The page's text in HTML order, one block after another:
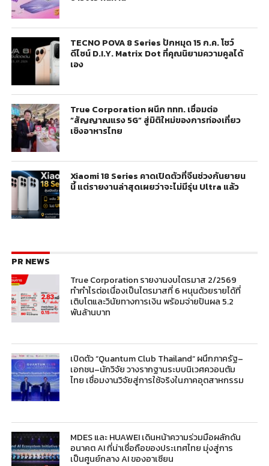
TECNO POVA 8 Series ปักหมุด 15 ก.ค. โชว์
ดีไซน์ D.I.Y. Matrix Dot ที่คุณนิยามความคูลได้
เอง
True Corporation ผนึก ททท. เชื่อมต่อ
“สัญญาณแรง 5G” สู่มิติใหม่ของการท่องเที่ยว
เชิงอาหารไทย
Xiaomi 18 Series คาดเปิดตัวที่จีนช่วงกันยายน
นี้ แต่รายงานล่าสุดเผยว่าจะไม่มีรุ่น Ultra แล้ว
PR NEWS
True Corporation รายงานงบไตรมาส 2/2569
ทำกำไรต่อเนื่องเป็นไตรมาสที่ 6 หนุนด้วยรายได้ที่
เติบโตและวินัยทางการเงิน พร้อมจ่ายปันผล 5.2
พันล้านบาท
เปิดตัว “Quantum Club Thailand” ผนึกภาครัฐ–
เอกชน–นักวิจัย วางรากฐานระบบนิเวศควอนตัม
ไทย เชื่อมงานวิจัยสู่การใช้จริงในภาคอุตสาหกรรม
MDES และ HUAWEI เดินหน้าความร่วมมือผลักดัน
อนาคต AI ที่น่าเชื่อถือของประเทศไทย มุ่งสู่การ
เป็นศูนย์กลาง AI ของอาเซียน